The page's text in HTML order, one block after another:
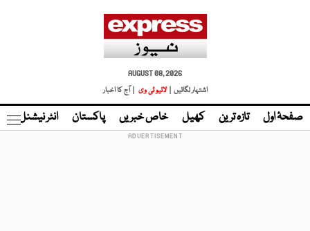
AUGUST 08, 2026
اشتہار لگائیں |
لائیو ٹی وی | آج کا اخبار
صفحۂ اول تازہ ترین کھیل خاص خبریں پاکستان انٹر نیشنل